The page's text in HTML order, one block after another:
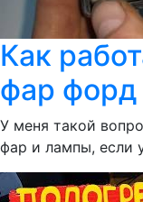
Как
фар форд
У меня такой
фар и лампы, если